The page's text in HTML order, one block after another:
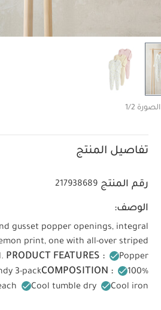
الصورة 1/2
تفاصيل المنتج
رقم المنتج 217938689
الوصف:
gusset popper openings, integral
print, one with all-over striped
PRODUCT FEATURES :
Popper
3-packCOMPOSITION :
100%
Cool tumble dry
Cool iron